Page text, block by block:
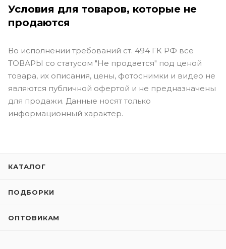
Условия для товаров, которые не
продаются
Во исполнении требований ст. 494 ГК РФ все
ТОВАРЫ со статусом "Не продается" под ценой
товара, их описания, цены, фотоснимки и видео не
являются публичной офертой и не предназначены
для продажи. Данные носят только
информационный характер.
КАТАЛОГ
ПОДБОРКИ
ОПТОВИКАМ